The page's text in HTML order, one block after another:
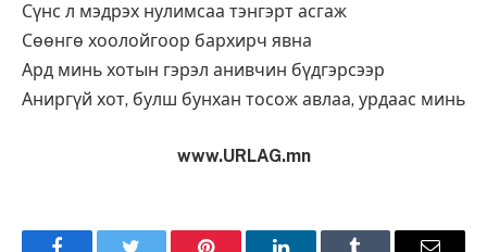
Сүнс л мэдрэх нулимсаа тэнгэрт асгаж
Сөөнгө хоолойгоор бархирч явна
Ард минь хотын гэрэл анивчин бүдгэрсээр
Аниргүй хот, булш бунхан тосож авлаа, урдаас минь
www.URLAG.mn